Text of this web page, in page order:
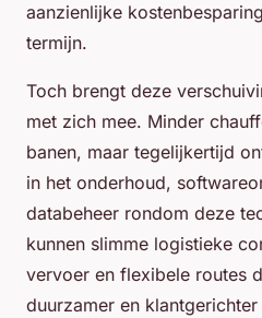
aanzienlijke
termijn.
Toch brengt deze
met zich mee. Minder
banen, maar tegelijkertijd
in het onderhoud,
databeheer rondom deze
kunnen slimme logistieke
vervoer en flexibele routes
duurzamer en klantgerichter